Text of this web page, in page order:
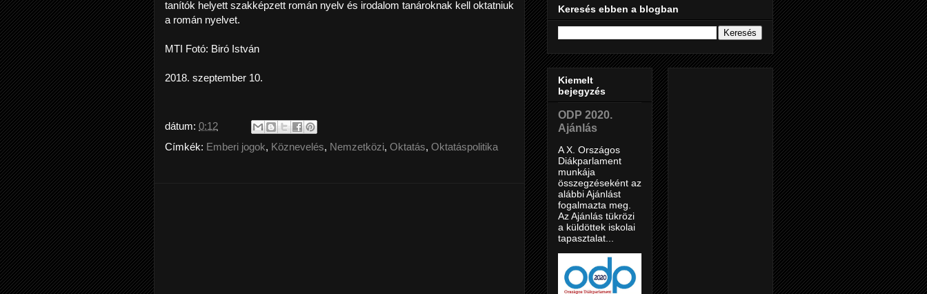
tanítók helyett szakképzett román nyelv és irodalom tanároknak kell oktatniuk
a román nyelvet.
MTI Fotó: Biró István
2018. szeptember 10.
dátum: 0:12
Címkék: Emberi jogok, Köznevelés, Nemzetközi, Oktatás, Oktatáspolitika
Keresés ebben a blogban
Kiemelt
bejegyzés
ODP 2020.
Ajánlás
A X. Országos
Diákparlament
munkája
összegzéseként az
alábbi Ajánlást
fogalmazta meg.
Az Ajánlás tükrözi
a küldöttek iskolai
tapasztalat...